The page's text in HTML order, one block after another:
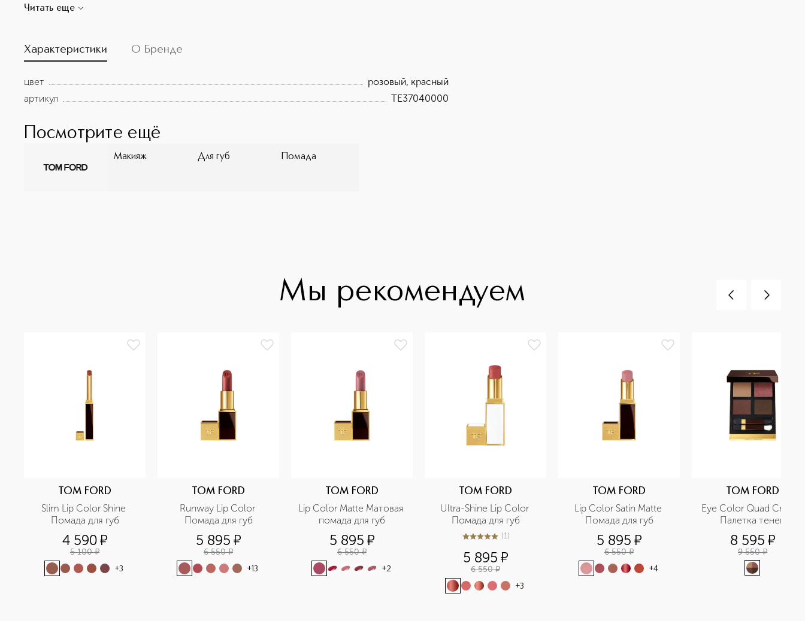
Bow 16 Scarlet Rouge 157 Go-See
Читать еще
Характеристики О Бренде
цвет
розовый, красный
артикул
TE37040000
Посмотрите ещё
Макияж Для губ Помада
Мы рекомендуем
TOM FORD
Slim Lip Color Shine
Помада для губ
4 590¤
5 100 ¤
+3
TOM FORD
Runway Lip Color
Помада для губ
5 895 ¤
6 550 ¤
+13
TOM FORD
Lip Color Matte Матовая
помада для губ
5 895 ¤
6 550 ¤
+2
TOM FORD
Ultra-Shine Lip Color
Помада для губ
5из 51 (1)
5 895 ¤
6 550 ¤
+3
TOM FORD
Lip Color Satin Matte
Помада для губ
5 895 ¤
6 550 ¤
+4
TOM FORD
Eye Color Quad Crème
Палетка теней
8 595 ¤
9 550 ¤